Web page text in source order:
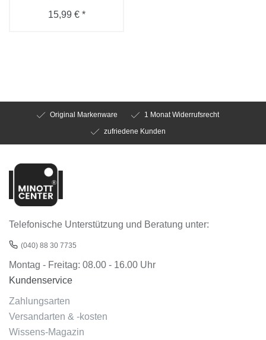
15,99 € *
Original Markenware
1 Monat Widerrufsrecht
zufriedene Kunden
Telefonische Unterstützung und Beratung unter:
(040) 88 30 7735
Montag - Freitag: 08.00 - 16.00 Uhr
Kundenservice
Zahlungsarten
Versandarten & -kosten
Wissens-Magazin